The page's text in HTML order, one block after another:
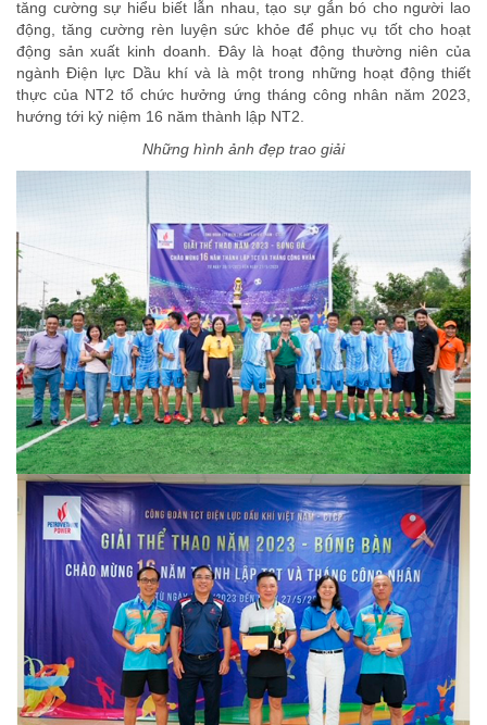
tăng cường sự hiểu biết lẫn nhau, tạo sự gắn bó cho người lao
động, tăng cường rèn luyện sức khỏe để phục vụ tốt cho hoạt
động sản xuất kinh doanh. Đây là hoạt động thường niên của
ngành Điện lực Dầu khí và là một trong những hoạt động thiết
thực của NT2 tổ chức hưởng ứng tháng công nhân năm 2023,
hướng tới kỷ niệm 16 năm thành lập NT2.
Những hình ảnh đẹp trao giải